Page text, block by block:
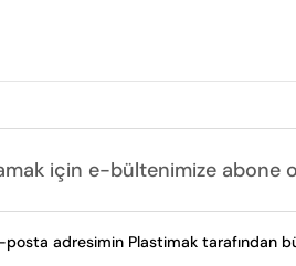
adresimin Plastimak tarafından